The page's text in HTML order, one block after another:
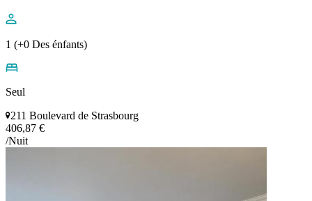
1 (+0 Des énfants)
Seul
211 Boulevard de Strasbourg
406,87 €
/Nuit